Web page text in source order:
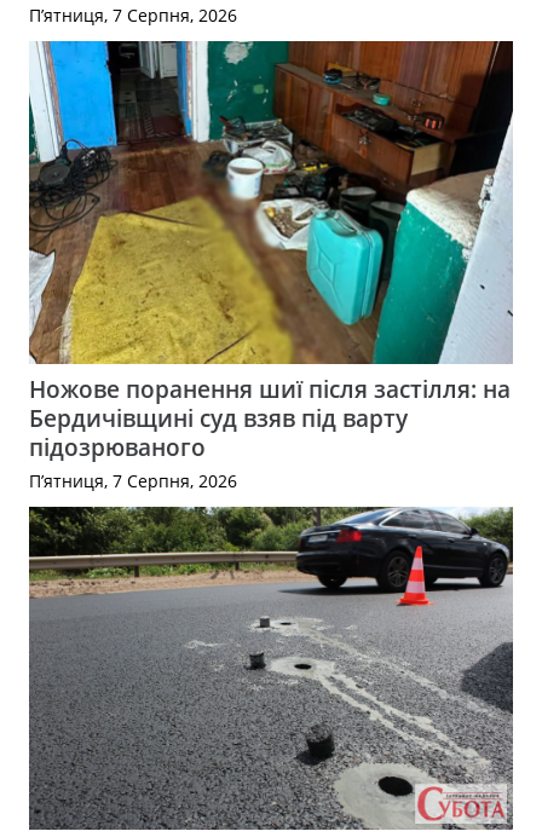
П’ятниця, 7 Серпня, 2026
Ножове поранення шиї після застілля: на
Бердичівщині суд взяв під варту
підозрюваного
П’ятниця, 7 Серпня, 2026